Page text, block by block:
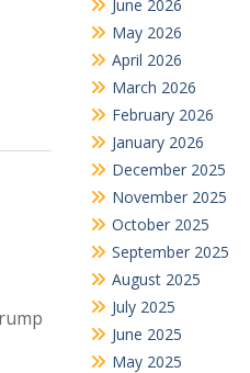
June 2026
May 2026
April 2026
March 2026
February 2026
January 2026
December 2025
November 2025
October 2025
September 2025
August 2025
July 2025
June 2025
May 2025